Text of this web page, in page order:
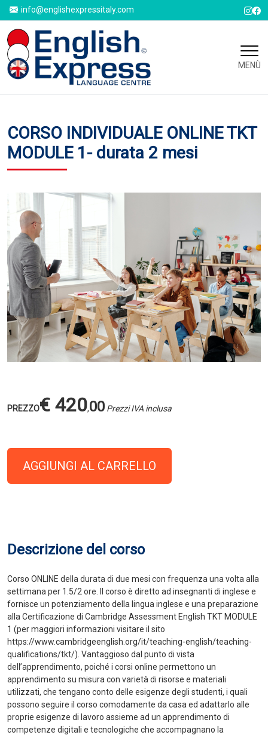
info@englishexpressitaly.com
MENÙ
CORSO INDIVIDUALE ONLINE TKT
MODULE 1- durata 2 mesi
PREZZO€ 420,00 Prezzi IVA inclusa
AGGIUNGI AL CARRELLO
Descrizione del corso
Corso ONLINE della durata di due mesi con frequenza una volta alla
settimana per 1.5/2 ore. Il corso è diretto ad insegnanti di inglese e
fornisce un potenziamento della lingua inglese e una preparazione
alla Certificazione di Cambridge Assessment English TKT MODULE
1 (per maggiori informazioni visitare il sito
https://www.cambridgeenglish.org/it/teaching-english/teaching-
qualifications/tkt/). Vantaggioso dal punto di vista
dell’apprendimento, poiché i corsi online permettono un
apprendimento su misura con varietà di risorse e materiali
utilizzati, che tengano conto delle esigenze degli studenti, i quali
possono seguire il corso comodamente da casa ed adattarlo alle
proprie esigenze di lavoro assieme ad un apprendimento di
competenze digitali e tecnologiche che accompagnano la